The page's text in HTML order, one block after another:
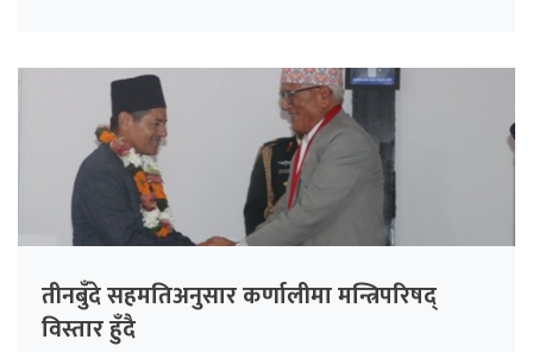
तीनबुँदे सहमतिअनुसार कर्णालीमा मन्त्रिपरिषद्
विस्तार हुँदै